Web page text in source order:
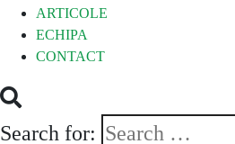
ARTICOLE
ECHIPA
CONTACT
Search for: